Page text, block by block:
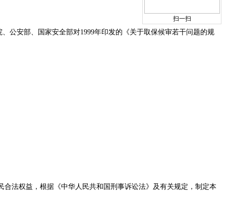
扫一扫
公安部、国家安全部对1999年印发的《关于取保候审若干问题的规
法权益，根据《中华人民共和国刑事诉讼法》及有关规定，制定本